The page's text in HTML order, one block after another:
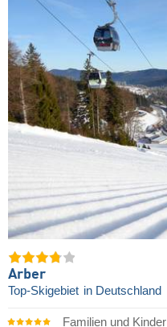
Arber
Top-Skigebiet in Deutschland
Familien und Kinder